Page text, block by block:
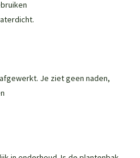
Je ziet geen naden,